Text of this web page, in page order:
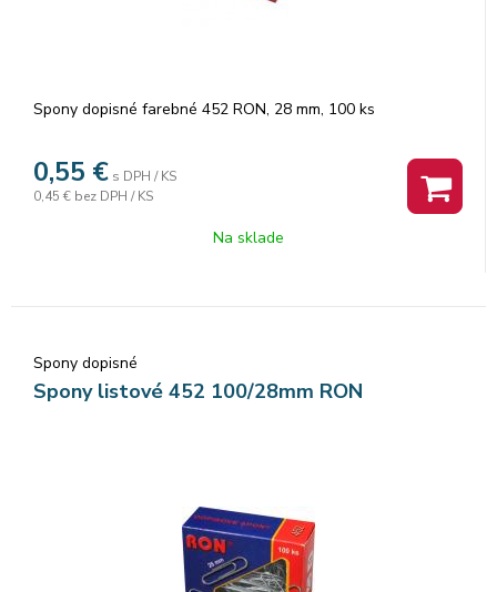
Spony dopisné farebné 452 RON, 28 mm, 100 ks
0,55 € s DPH / KS
0,45 € bez DPH / KS
Na sklade
Spony dopisné
Spony listové 452 100/28mm RON